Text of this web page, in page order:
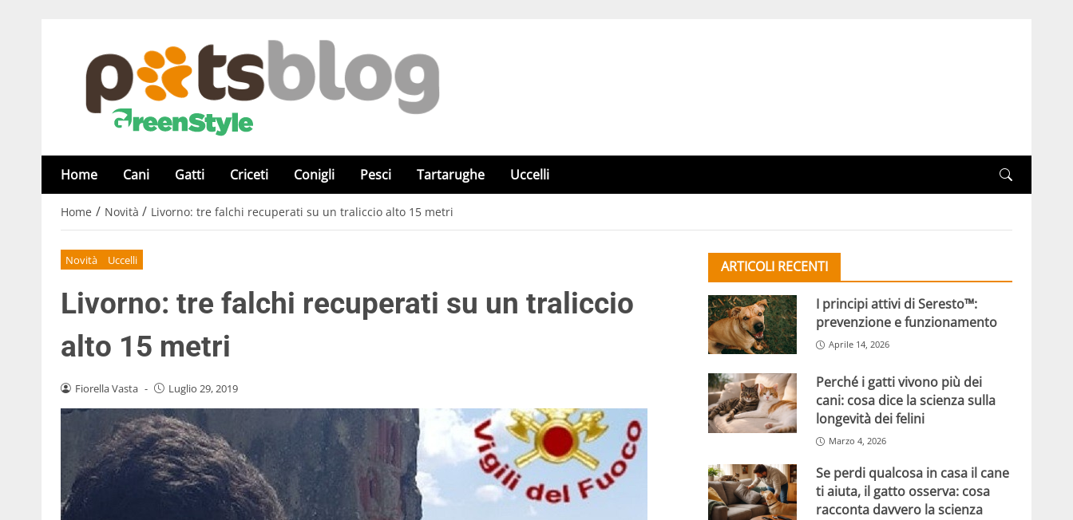
Home Cani Gatti Criceti Conigli Pesci Tartarughe Uccelli
Home / Novità / Livorno: tre falchi recuperati su un traliccio alto 15 metri
Novità Uccelli
Livorno: tre falchi recuperati su un traliccio
alto 15 metri
Fiorella Vasta - Luglio 29, 2019
ARTICOLI RECENTI
I principi attivi di Seresto™:
prevenzione e funzionamento
Aprile 14, 2026
Perché i gatti vivono più dei
cani: cosa dice la scienza sulla
longevità dei felini
Marzo 4, 2026
Se perdi qualcosa in casa il cane
ti aiuta, il gatto osserva: cosa
racconta davvero la scienza